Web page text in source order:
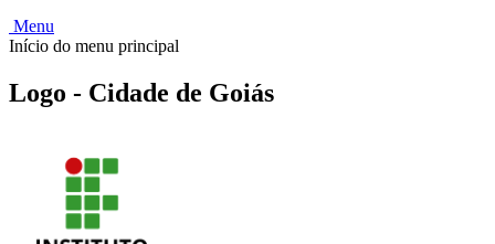
Menu
Início do menu principal
Logo - Cidade de Goiás